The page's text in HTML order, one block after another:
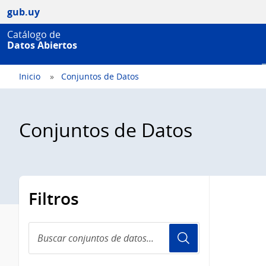
gub.uy
Catálogo de
Datos Abiertos
Inicio Conjuntos de Datos
Conjuntos de Datos
Filtros
conjuntos
de